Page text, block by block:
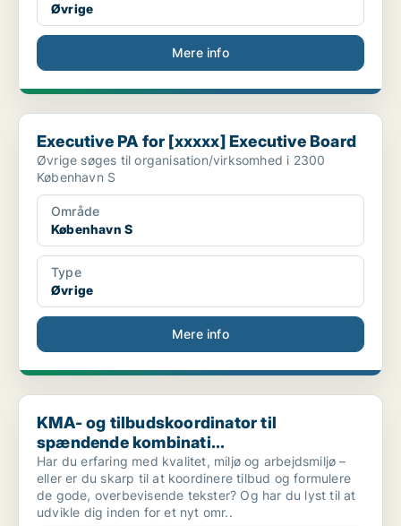
Øvrige
Mere info
Executive PA for [xxxxx] Executive Board
Executive PA for [xxxxx] Executive Board
Øvrige søges til organisation/virksomhed i 2300
København S
Område
København S
Type
Øvrige
Mere info
KMA- og tilbudskoordinator til spændende kombinati...
KMA- og tilbudskoordinator til
spændende kombinati...
Har du erfaring med kvalitet, miljø og arbejdsmiljø –
eller er du skarp til at koordinere tilbud og formulere
de gode, overbevisende tekster? Og har du lyst til at
udvikle dig inden for et nyt omr..